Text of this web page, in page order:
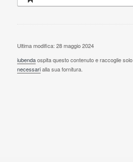
Ultima modifica: 28 maggio 2024
iubendaospita questo contenuto e raccoglie solo
necessarialla sua fornitura.